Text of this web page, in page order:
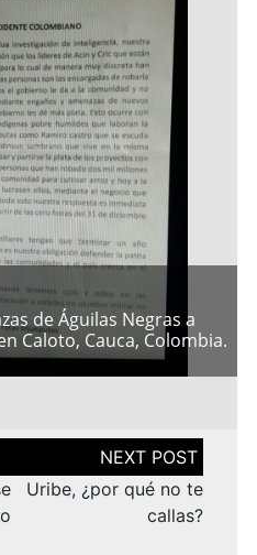
de Águilas Negras a
Caloto, Cauca, Colombia.
Uribe, ¿por qué no te
callas?